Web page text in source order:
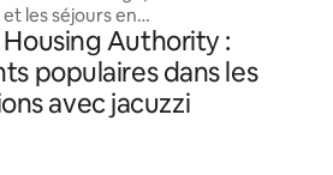
les séjours en
chambres avec
d'un WiFi
d'eau
7j/7 et d'un
thaïlandais). Sentez-vous comme à la
maison et
Authority :
populaires dans les
avec jacuzzi